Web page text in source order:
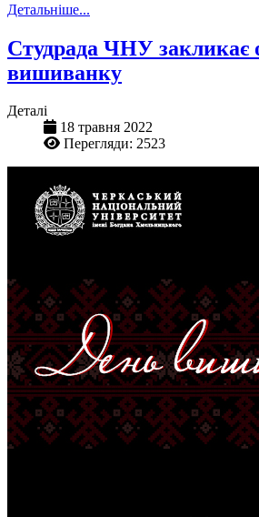
Детальніше...
Студрада ЧНУ закликає
вишиванку
Деталі
18 травня 2022
Перегляди: 2523